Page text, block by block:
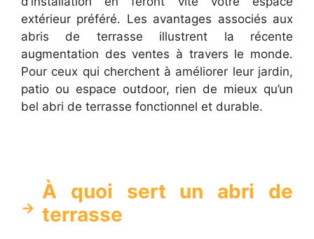
extérieur préféré. Les avantages associés aux
abris de terrasse illustrent la récente
augmentation des ventes à travers le monde.
Pour ceux qui cherchent à améliorer leur jardin,
patio ou espace outdoor, rien de mieux qu’un
bel abri de terrasse fonctionnel et durable.
À quoi sert un abri de
terrasse